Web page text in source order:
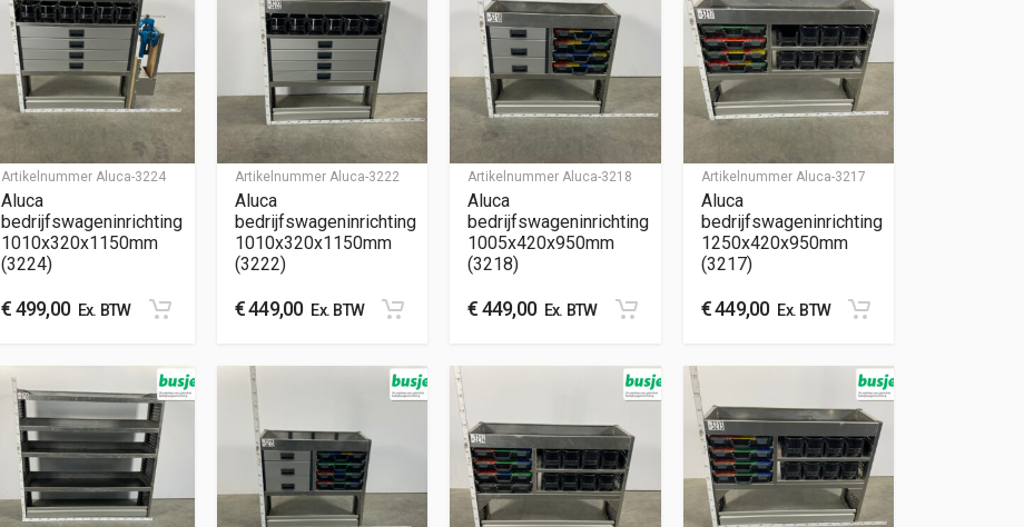
Artikelnummer Aluca-3224
Aluca
bedrijfswageninrichting
1010x320x1150mm
(3224)
€499,00Ex. BTW
Artikelnummer Aluca-3222
Aluca
bedrijfswageninrichting
1010x320x1150mm
(3222)
€449,00Ex. BTW
Artikelnummer Aluca-3218
Aluca
bedrijfswageninrichting
1005x420x950mm
(3218)
€449,00Ex. BTW
Artikelnummer Aluca-3217
Aluca
bedrijfswageninrichting
1250x420x950mm
(3217)
€449,00Ex. BTW